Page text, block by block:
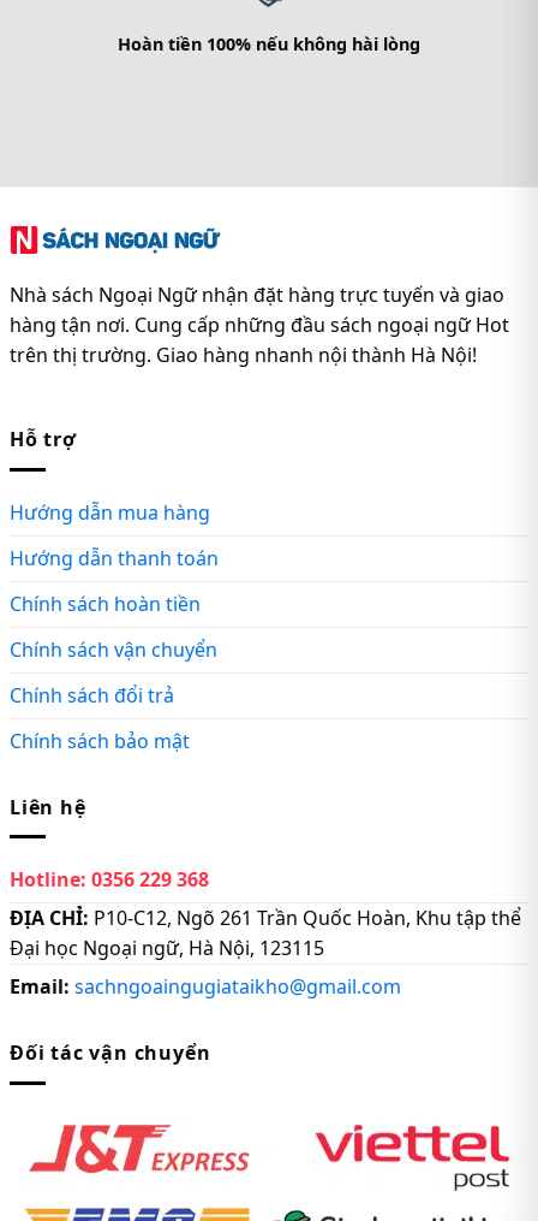
Hoàn tiền 100% nếu không hài lòng
Nhà sách Ngoại Ngữ nhận đặt hàng trực tuyến và giao
hàng tận nơi. Cung cấp những đầu sách ngoại ngữ Hot
trên thị trường. Giao hàng nhanh nội thành Hà Nội!
Hỗ trợ
Hướng dẫn mua hàng
Hướng dẫn thanh toán
Chính sách hoàn tiền
Chính sách vận chuyển
Chính sách đổi trả
Chính sách bảo mật
Liên hệ
Hotline: 0356 229 368
ĐỊA CHỈ: P10-C12, Ngõ 261 Trần Quốc Hoàn, Khu tập thể
Đại học Ngoại ngữ, Hà Nội, 123115
Email: sachngoaingugiataikho@gmail.com
Đối tác vận chuyển